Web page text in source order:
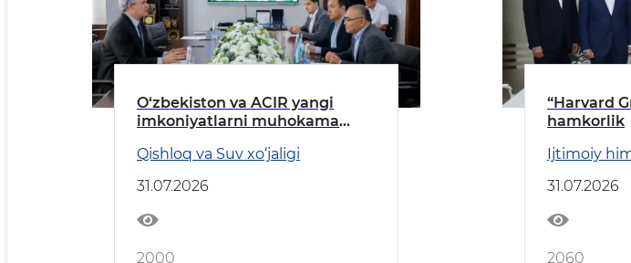
O‘zbekiston va ACIR yangi
imkoniyatlarni muhokama
Qishloq va Suv xo‘jaligi
31.07.2026
2000
“Harvard
hamkorlik
Ijtimoiy
31.07.2026
2060